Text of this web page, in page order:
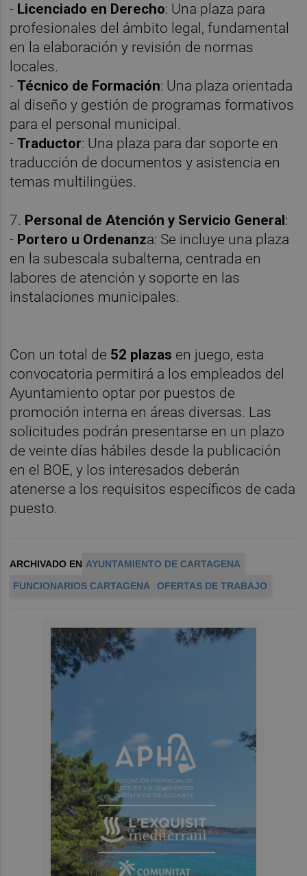
- Licenciado en Derecho: Una plaza para
profesionales del ámbito legal, fundamental
en la elaboración y revisión de normas
locales.
-Técnico de Formación: Una plaza orientada
al diseño y gestión de programas formativos
para el personal municipal.
-Traductor: Una plaza para dar soporte en
traducción de documentos y asistencia en
temas multilingües.
7. Personal de Atención y Servicio General:
- Portero u Ordenanza: Se incluye una plaza
en la subescala subalterna, centrada en
labores de atención y soporte en las
instalaciones municipales.
Con un total de 52 plazas en juego, esta
convocatoria permitirá a los empleados del
Ayuntamiento optar por puestos de
promoción interna en áreas diversas. Las
solicitudes podrán presentarse en un plazo
de veinte días hábiles desde la publicación
en el BOE, y los interesados deberán
atenerse a los requisitos específicos de cada
puesto.
ARCHIVADO EN AYUNTAMIENTO DE CARTAGENA
FUNCIONARIOS CARTAGENA
OFERTAS DE TRABAJO